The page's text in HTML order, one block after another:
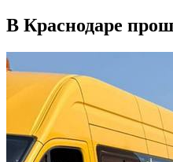
В Краснодаре